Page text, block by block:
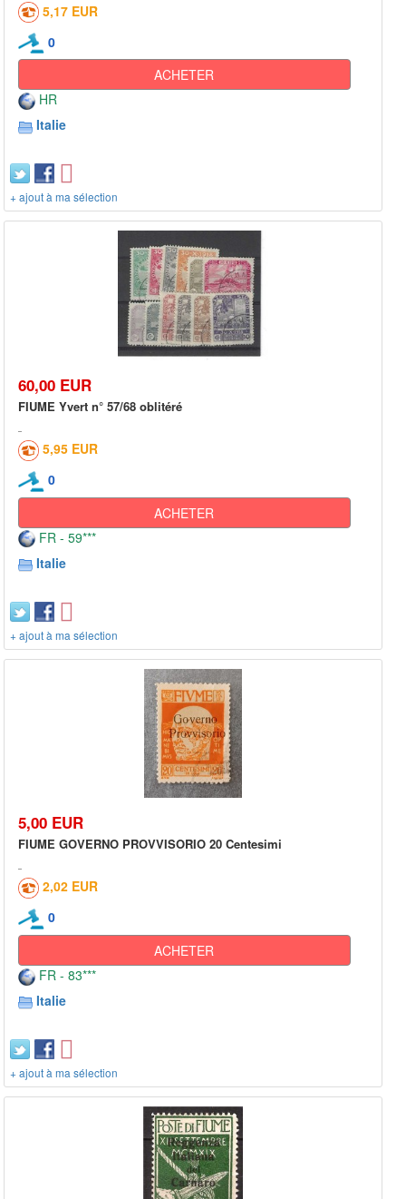
5,17 EUR
0
ACHETER
HR
Italie
+ ajout à ma sélection
60,00 EUR
FIUME Yvert n° 57/68 oblitéré
5,95 EUR
0
ACHETER
FR - 59***
Italie
+ ajout à ma sélection
5,00 EUR
FIUME GOVERNO PROVVISORIO 20 Centesimi
2,02 EUR
0
ACHETER
FR - 83***
Italie
+ ajout à ma sélection